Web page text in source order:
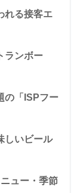
れる接客エ
ランボー
の「ISPフー
しいビール
ュー・季節